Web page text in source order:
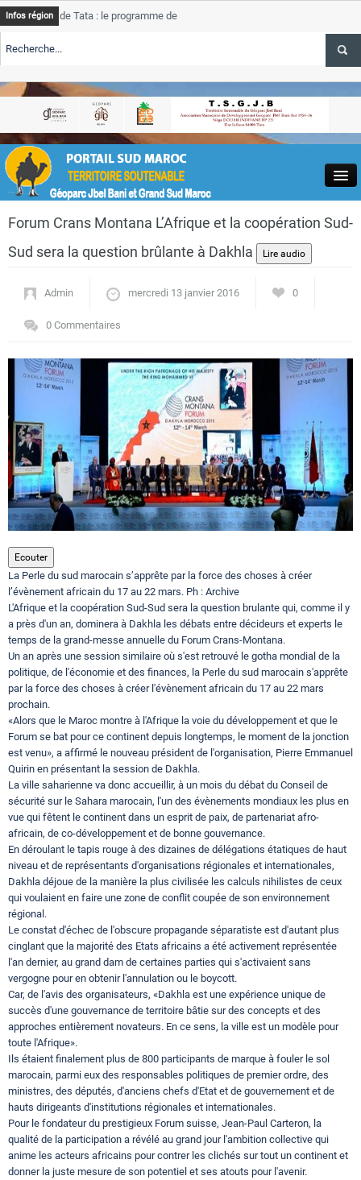
Close
Actualités
Circuits touristiques
Tourisme
Régions
Hotels
Evenements
Contact
Infos région
de Tata : le programme de rehabilitation post-inondations
TSGJB Tourisme : l’ONMT renforce l’aerien a Dakhla et
Tata
TSGJB Tourisme au Maroc : Transavia renforce les vols Paris-
Forum Crans Montana L’Afrique et la coopération Sud-
Sud sera la question brûlante à Dakhla
Admin mercredi 13 janvier 2016 0
0 Commentaires
Ecouter
La Perle du sud marocain s’apprête par la force des choses à créer
l’évènement africain du 17 au 22 mars. Ph : Archive
L'Afrique et la coopération Sud-Sud sera la question brulante qui, comme il y
a près d'un an, dominera à Dakhla les débats entre décideurs et experts le
temps de la grand-messe annuelle du Forum Crans-Montana.
Un an après une session similaire où s'est retrouvé le gotha mondial de la
politique, de l'économie et des finances, la Perle du sud marocain s'apprête
par la force des choses à créer l'évènement africain du 17 au 22 mars
prochain.
«Alors que le Maroc montre à l'Afrique la voie du développement et que le
Forum se bat pour ce continent depuis longtemps, le moment de la jonction
est venu», a affirmé le nouveau président de l'organisation, Pierre Emmanuel
Quirin en présentant la session de Dakhla.
La ville saharienne va donc accueillir, à un mois du débat du Conseil de
sécurité sur le Sahara marocain, l'un des évènements mondiaux les plus en
vue qui fêtent le continent dans un esprit de paix, de partenariat afro-
africain, de co-développement et de bonne gouvernance.
En déroulant le tapis rouge à des dizaines de délégations étatiques de haut
niveau et de représentants d'organisations régionales et internationales,
Dakhla déjoue de la manière la plus civilisée les calculs nihilistes de ceux
qui voulaient en faire une zone de conflit coupée de son environnement
régional.
Le constat d'échec de l'obscure propagande séparatiste est d'autant plus
cinglant que la majorité des Etats africains a été activement représentée
l'an dernier, au grand dam de certaines parties qui s'activaient sans
vergogne pour en obtenir l'annulation ou le boycott.
Car, de l'avis des organisateurs, «Dakhla est une expérience unique de
succès d'une gouvernance de territoire bâtie sur des concepts et des
approches entièrement novateurs. En ce sens, la ville est un modèle pour
toute l'Afrique».
Ils étaient finalement plus de 800 participants de marque à fouler le sol
marocain, parmi eux des responsables politiques de premier ordre, des
ministres, des députés, d'anciens chefs d'Etat et de gouvernement et de
hauts dirigeants d'institutions régionales et internationales.
Pour le fondateur du prestigieux Forum suisse, Jean-Paul Carteron, la
qualité de la participation a révélé au grand jour l'ambition collective qui
anime les acteurs africains pour contrer les clichés sur tout un continent et
donner la juste mesure de son potentiel et ses atouts pour l'avenir.